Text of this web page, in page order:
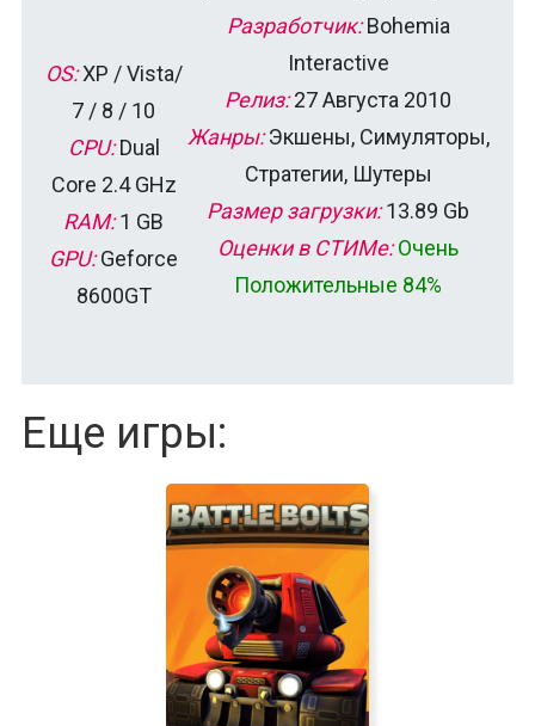
OS:XP / Vista/
7 / 8 / 10
CPU:Dual
Core 2.4 GHz
RAM:1 GB
GPU:Geforce
8600GT
Разработчик:Bohemia
Interactive
Релиз:27 Августа 2010
Жанры:Экшены, Симуляторы,
Стратегии, Шутеры
Размер загрузки:13.89 Gb
Оценки в СТИМе: Очень
Положительные 84%
Еще игры: